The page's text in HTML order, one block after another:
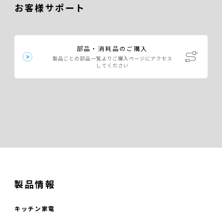
お客様サポート
部品・消耗品のご購入
製品ごとの部品一覧よりご購入ページにアクセス
してください
製品情報
キッチン家電